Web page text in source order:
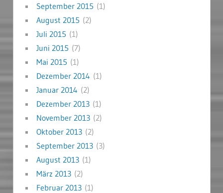
September 2015 (1)
August 2015 (2)
Juli 2015 (1)
Juni 2015 (7)
Mai 2015 (1)
Dezember 2014 (1)
Januar 2014 (2)
Dezember 2013(1)
November 2013(2)
Oktober 2013(2)
September 2013(3)
August 2013(1)
März 2013(2)
Februar 2013(1)